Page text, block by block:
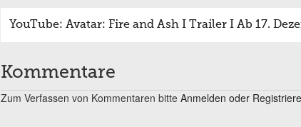
YouTube: Avatar: Fire and Ash I Trailer I Ab 17.
Kommentare
Zum Verfassen von Kommentaren bitte Anmelden oder